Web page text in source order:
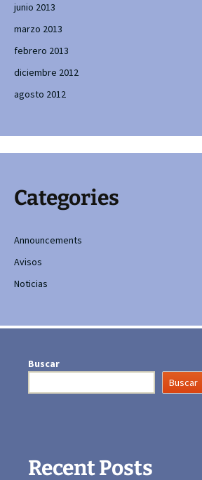
junio 2013
marzo 2013
febrero 2013
diciembre 2012
agosto 2012
Categories
Announcements
Avisos
Noticias
Buscar
Buscar
Recent Posts